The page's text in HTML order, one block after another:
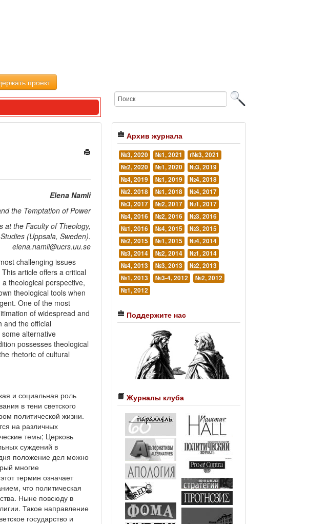
проект
Elena Namli
the Temptation of Power
the Faculty of Theology,
(Uppsala, Sweden).
elena.namli@ucrs.uu.se
challenging issues
article offers a critical
theological perspective,
theological tools when
One of the most
of widespread and
and the official
alternative
possesses theological
rhetoric of cultural
и социальная роль
в тени светского
политической жизни.
на различных
темы; Церковь
суждений в
положение дел можно
многие
термин означает
что политическая
Ныне повсюду в
Такое направление
государство и
Архив журнала
№3, 2020 №1, 2021
г№3, 2021
№2, 2020
№1, 2020
№3, 2019
№4, 2019
№1, 2019
№4, 2018
№2. 2018
№1, 2018
№4, 2017
№3, 2017
№2, 2017
№1, 2017
№4, 2016
№2, 2016
№3, 2016
№1, 2016
№4, 2015
№3, 2015
№2, 2015
№1, 2015
№4, 2014
№3, 2014
№2, 2014
№1, 2014
№4, 2013
№3, 2013
№2, 2013
№1, 2013
№3-4, 2012
№2, 2012
№1, 2012
Поддержите нас
Журналы клуба